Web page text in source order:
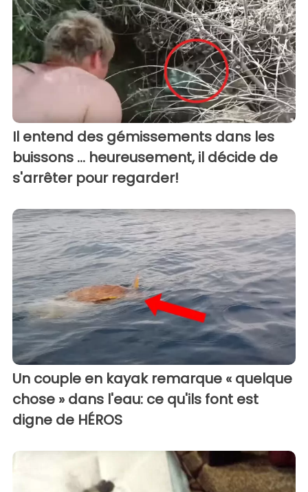
Il entend des gémissements dans les
buissons ... heureusement, il décide de
s'arrêter pour regarder!
Un couple en kayak remarque « quelque
chose » dans l'eau: ce qu'ils font est
digne de HÉROS